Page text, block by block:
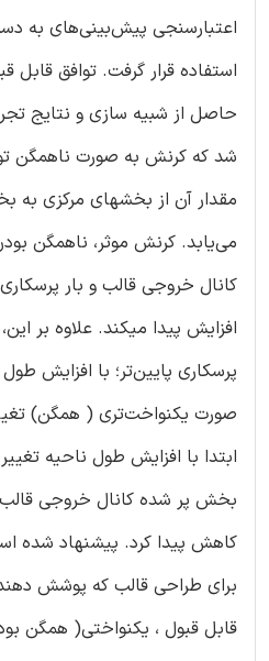
اعتبار‌سنجی پیش‌بینی‌های به
استفاده قرار گرفت. توافق قابل
حاصل از شبیه سازی و نتایج
شد که کرنش به صورت ناهمگن
مقدار آن از بخشهای مرکزی به
می‌یابد. کرنش موثر، ناهمگن
کانال خروجی قالب و بار
افزایش پیدا میکند. علاوه بر
پرسکاری پایین‌تر؛ با افزایش
صورت یکنواخت‌تری ( همگن)
بخش پر شده کانال خروجی
کاهش پیدا کرد. پیشنهاد شده
برای طراحی قالب که پوشش
قابل قبول ، یکنواختی( همگن